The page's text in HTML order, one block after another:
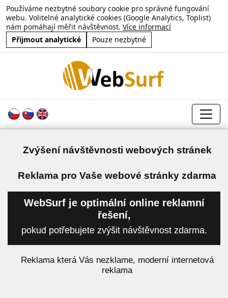
Používáme nezbytné soubory cookie pro správné fungování
webu. Volitelné analytické cookies (Google Analytics, Toplist)
nám pomáhají měřit návštěvnost. Více informací
Přijmout analytické
Pouze nezbytné
Zvýšení návštěvnosti webových stránek
Reklama pro Vaše webové stránky zdarma
WebSurf je optimální online reklamní
řešení,
pokud potřebujete zvýšit návštěvnost zdarma.
Reklama která Vás nezklame, moderní internetová
reklama